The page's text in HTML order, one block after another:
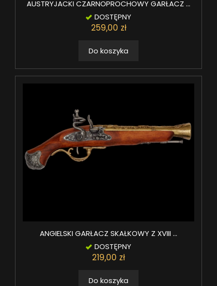
AUSTRYJACKI CZARNOPROCHOWY GARŁACZ ...
DOSTĘPNY
259,00 zł
Do koszyka
ANGIELSKI GARŁACZ SKAŁKOWY Z XVIII ...
DOSTĘPNY
219,00 zł
Do koszyka